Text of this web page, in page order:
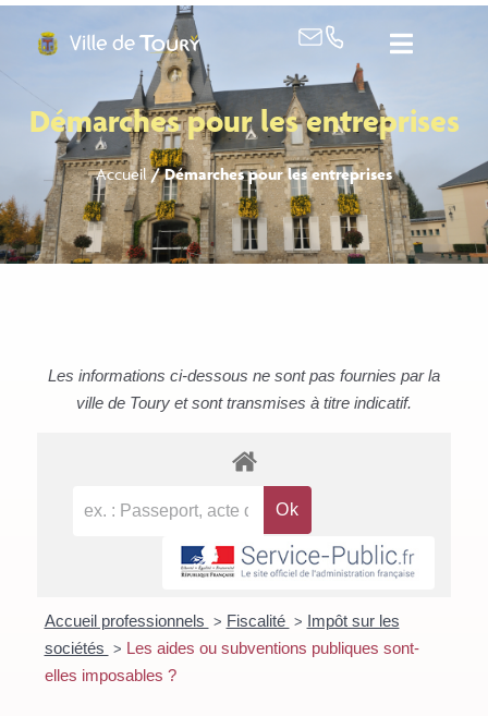
Démarches pour les entreprises
Accueil/Démarches pour les entreprises
Les informations ci-dessous ne sont pas fournies par la
ville de Toury et sont transmises à titre indicatif.
Accueil professionnels > Fiscalité > Impôt sur les
sociétés > Les aides ou subventions publiques sont-
elles imposables ?